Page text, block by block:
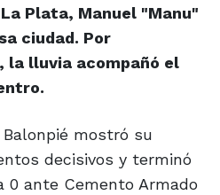
Plata, Manuel "Manu"
ciudad. Por
la lluvia acompañó el
mostró su
decisivos y terminó
0 ante Cemento Armado